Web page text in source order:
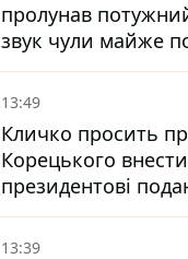
пролунав
звук чули майже
області
13:49
Кличко просить
Корецького внести
президентові
звільнення
Троєщини
13:39